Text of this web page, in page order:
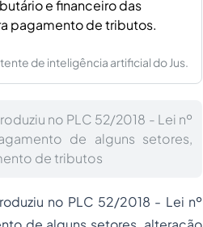
e financeiro das
pagamento de tributos.
de inteligência artificial do Jus.
no PLC 52/2018 - Lei nº
de alguns setores,
de tributos
no PLC 52/2018 - Lei nº